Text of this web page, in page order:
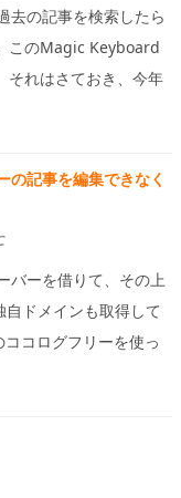
去の記事を検索したら
このMagic Keyboard
それはさておき、今年
の記事を編集できなく
バーを借りて、その上
ドメインも取得して
コログフリーを使っ